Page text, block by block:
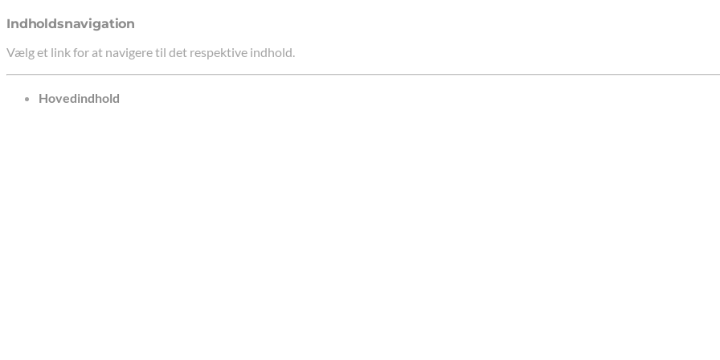
Indholdsnavigation
Vælg et link for at navigere til det respektive indhold.
gå til
Hovedindhold